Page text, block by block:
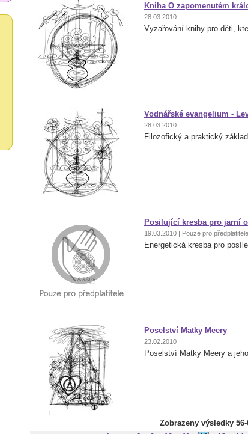
Kniha O zapomenutém
28.03.2010
Vyzařování knihy pro děti,
Vodnářské evangelium -
28.03.2010
Filozofický a praktický
Posilující kresba pro jarní
19.03.2010 | Pouze pro předplatitele
Energetická kresba pro
Poselství Matky Meery
23.02.2010
Poselství Matky Meery a
Zobrazeny výsledky 56-